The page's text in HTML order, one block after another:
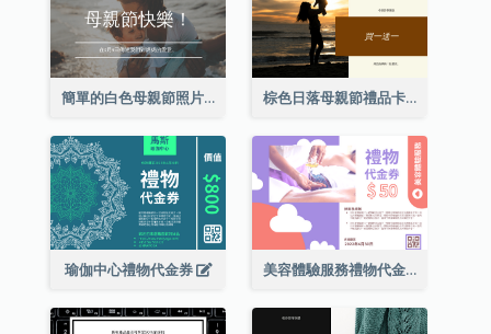
簡單的白色母親節照片禮品卡 棕色日落母親節禮品卡
瑜伽中心禮物代金券 美容體驗服務禮物代金券